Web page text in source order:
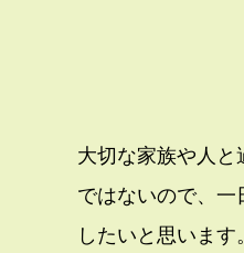
大切な家族や人
ではないので、
したいと思います。